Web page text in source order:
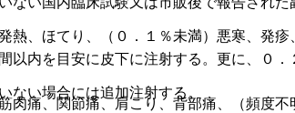
、ほてり、（０．１％未満）悪寒、発疹
痛、関節痛、肩こり、背部痛、（頻度不
以内を目安に皮下に注射する。更に、０
ない場合には追加注射する。